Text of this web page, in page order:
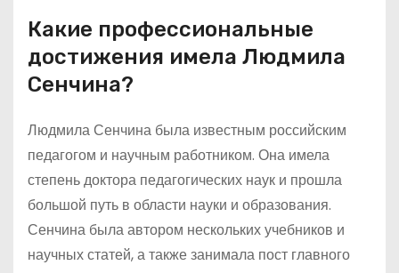
Какие профессиональные
достижения имела Людмила
Сенчина?
Людмила Сенчина была известным российским
педагогом и научным работником. Она имела
степень доктора педагогических наук и прошла
большой путь в области науки и образования.
Сенчина была автором нескольких учебников и
научных статей, а также занимала пост главного